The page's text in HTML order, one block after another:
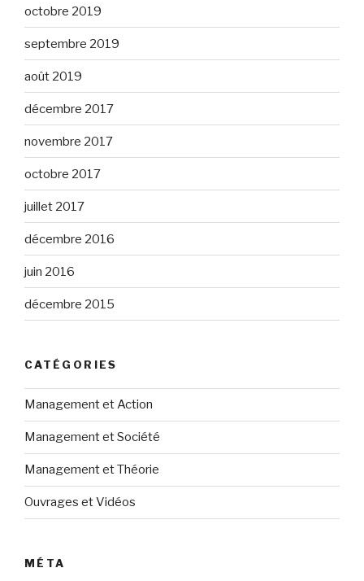
octobre 2019
septembre 2019
août 2019
décembre 2017
novembre 2017
octobre 2017
juillet 2017
décembre 2016
juin 2016
décembre 2015
CATÉGORIES
Management et Action
Management et Société
Management et Théorie
Ouvrages et Vidéos
MÉTA